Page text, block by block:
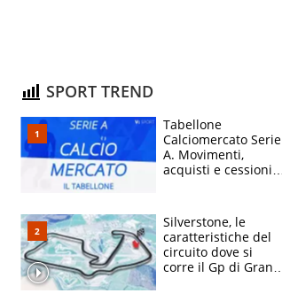
SPORT TREND
Tabellone
Calciomercato Serie
A. Movimenti,
acquisti e cessioni:
Silverstone, le
caratteristiche del
circuito dove si
corre il Gp di Gran